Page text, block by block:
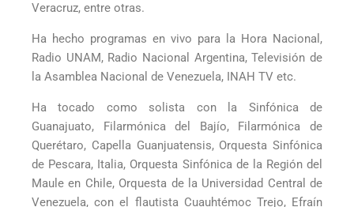
Veracruz, entre otras.
Ha hecho programas en vivo para la Hora Nacional,
Radio UNAM, Radio Nacional Argentina, Televisión de
la Asamblea Nacional de Venezuela, INAH TV etc.
Ha tocado como solista con la Sinfónica de
Guanajuato, Filarmónica del Bajío, Filarmónica de
Querétaro, Capella Guanjuatensis, Orquesta Sinfónica
de Pescara, Italia, Orquesta Sinfónica de la Región del
Maule en Chile, Orquesta de la Universidad Central de
Venezuela, con el flautista Cuauhtémoc Trejo, Efraín